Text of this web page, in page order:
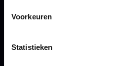
Voorkeuren
Statistieken
Het
voorkomen of de impact